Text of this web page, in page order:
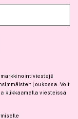
näitä tietoja muihin
hiustuotteista,
joukossa. Voit
klikkaamalla viesteissä